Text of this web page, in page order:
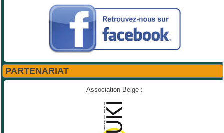
PARTENARIAT
Association Belge :